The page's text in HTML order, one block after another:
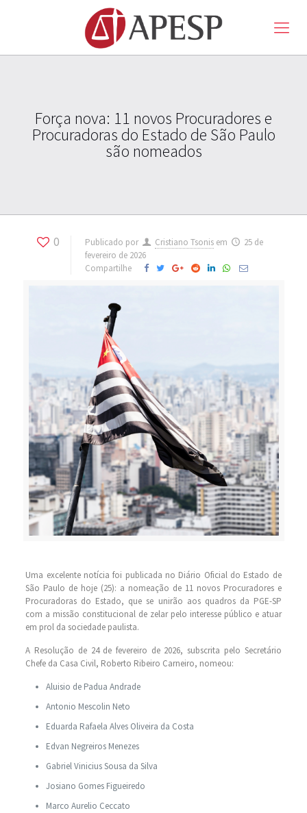
Força nova: 11 novos Procuradores e
Procuradoras do Estado de São Paulo
são nomeados
0 Publicado por Cristiano Tsonis em
25 de
fevereiro de 2026
Compartilhe
Uma excelente notícia foi publicada no Diário Oficial do Estado de
São Paulo de hoje (25): a nomeação de 11 novos Procuradores e
Procuradoras do Estado, que se unirão aos quadros da PGE-SP
com a missão constitucional de zelar pelo interesse público e atuar
em prol da sociedade paulista.
A Resolução de 24 de fevereiro de 2026, subscrita pelo Secretário
Chefe da Casa Civil, Roberto Ribeiro Carneiro, nomeou:
Aluisio de Padua Andrade
Antonio Mescolin Neto
Eduarda Rafaela Alves Oliveira da Costa
Edvan Negreiros Menezes
Gabriel Vinicius Sousa da Silva
Josiano Gomes Figueiredo
Marco Aurelio Ceccato